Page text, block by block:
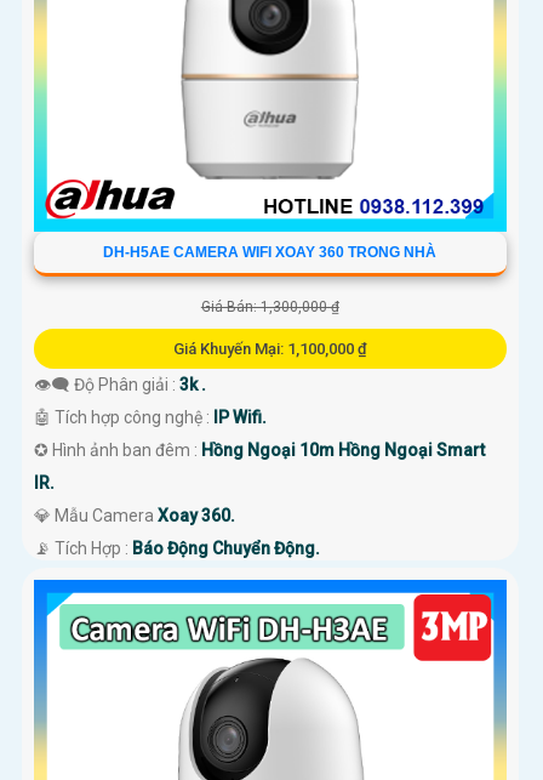
DH-H5AE CAMERA WIFI XOAY 360 TRONG NHÀ
Giá Bán: 1,300,000 ₫
Giá Khuyến Mại: 1,100,000 ₫
👁️‍🗨 Độ Phân giải : 3k .
🤖️ Tích hợp công nghệ : IP Wifi.
✪ Hình ảnh ban đêm : Hồng Ngoại 10m Hồng Ngoại Smart
IR.
💎 Mẫu Camera Xoay 360.
️📡 Tích Hợp : Báo Động Chuyển Động.